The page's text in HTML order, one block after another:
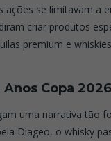
ações se limitavam a
criar produtos
premium e
Copa 2026
uma narrativa tão
Diageo, o whisky